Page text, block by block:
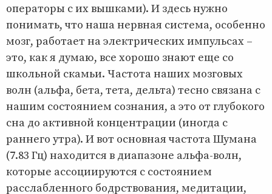
операторы с их вышками). И здесь нужно
понимать, что наша нервная система, особенно
мозг, работает на электрических импульсах –
это, как я думаю, все хорошо знают еще со
школьной скамьи. Частота наших мозговых
волн (альфа, бета, тета, дельта) тесно связана с
нашим состоянием сознания, а это от глубокого
сна до активной концентрации (иногда с
раннего утра). И вот основная частота Шумана
(7.83 Гц) находится в диапазоне альфа-волн,
которые ассоциируются с состоянием
расслабленного бодрствования, медитации,